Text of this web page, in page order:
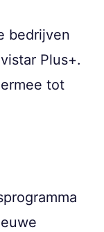
bedrijven
Plus+.
tot